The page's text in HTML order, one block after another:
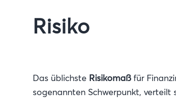
Risiko
Das üblichste Risikomaßfür
sogenannten Schwerpunkt,